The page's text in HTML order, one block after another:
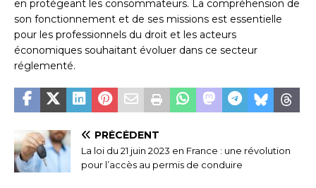
en protégeant les consommateurs. La compréhension de
son fonctionnement et de ses missions est essentielle
pour les professionnels du droit et les acteurs
économiques souhaitant évoluer dans ce secteur
réglementé.
PRÉCÉDENT
La loi du 21 juin 2023 en France : une révolution
pour l’accès au permis de conduire